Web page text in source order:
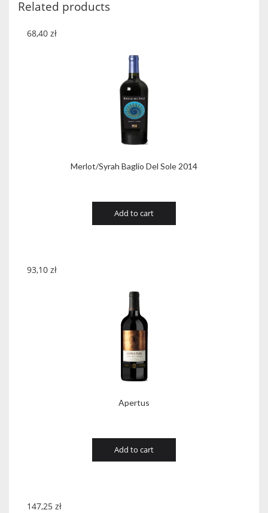
Related products
Merlot/Syrah Baglio Del Sole 2014
68,40 zł
Add to cart
Apertus
93,10 zł
Add to cart
147,25 zł